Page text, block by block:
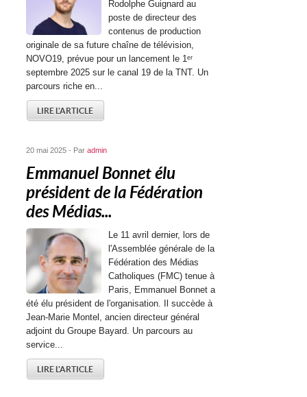
Rodolphe Guignard au
poste de directeur des
contenus de production
originale de sa future chaîne de télévision,
NOVO19, prévue pour un lancement le 1ᵉʳ
septembre 2025 sur le canal 19 de la TNT. Un
parcours riche en...
LIRE L'ARTICLE
20 mai 2025 - Paradmin
Emmanuel Bonnet élu
président de la Fédération
des Médias...
Le 11 avril dernier, lors de
l'Assemblée générale de la
Fédération des Médias
Catholiques (FMC) tenue à
Paris, Emmanuel Bonnet a
été élu président de l'organisation. Il succède à
Jean-Marie Montel, ancien directeur général
adjoint du Groupe Bayard. Un parcours au
service...
LIRE L'ARTICLE